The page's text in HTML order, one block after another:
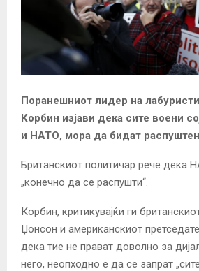
Поранешниот лидер на
Корбин изјави дека сите воени
и НАТО, мора да бидат
Британскиот политичар рече дека
„конечно да се распушти“.
Корбин, критикувајќи ги
Џонсон и американскиот
дека тие не прават доволно за
него, неопходно е да се запрат